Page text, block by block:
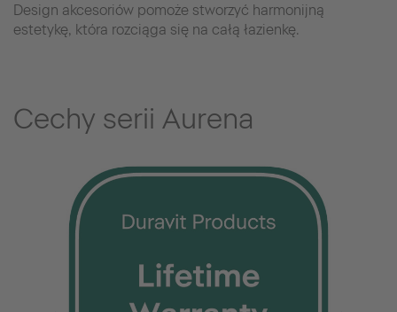
Design akcesoriów pomoże stworzyć harmonijną
estetykę, która rozciąga się na całą łazienkę.
Cechy serii Aurena